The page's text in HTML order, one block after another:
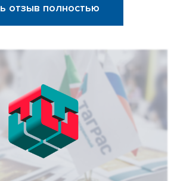
отзыв полностью